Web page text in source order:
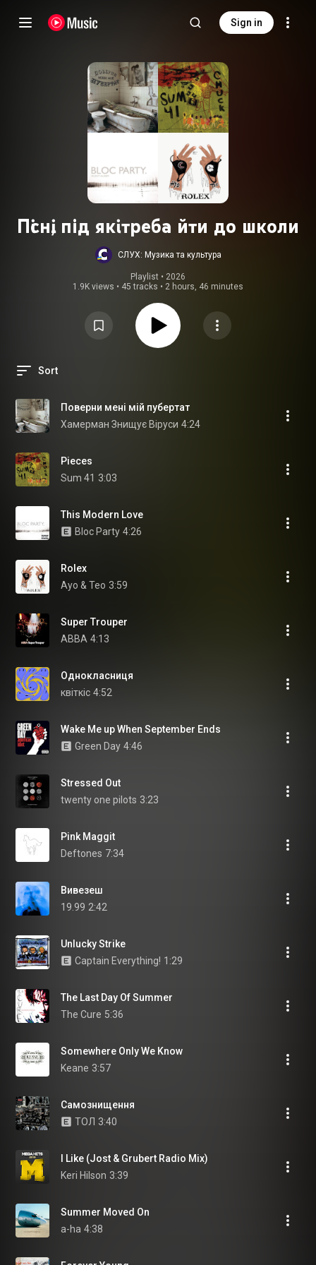
Sign in
Пісні, під які треба йти до школи
СЛУХ: Музика та культура
Playlist • 2026
1.9K views • 45 tracks • 2 hours, 46 minutes
Sort
Поверни мені мій пубертат
Хамерман Знищує Віруси 4:24
Pieces
Sum 41 3:03
This Modern Love
Bloc Party 4:26
Rolex
Ayo & Teo 3:59
Super Trouper
ABBA 4:13
Однокласниця
квіткіс 4:52
Wake Me up When September Ends
Green Day 4:46
Stressed Out
twenty one pilots 3:23
Pink Maggit
Deftones 7:34
Вивезеш
19.99 2:42
Unlucky Strike
Captain Everything! 1:29
The Last Day Of Summer
The Cure 5:36
Somewhere Only We Know
Keane 3:57
Самознищення
ТОЛ 3:40
I Like (Jost & Grubert Radio Mix)
Keri Hilson 3:39
Summer Moved On
a-ha 4:38